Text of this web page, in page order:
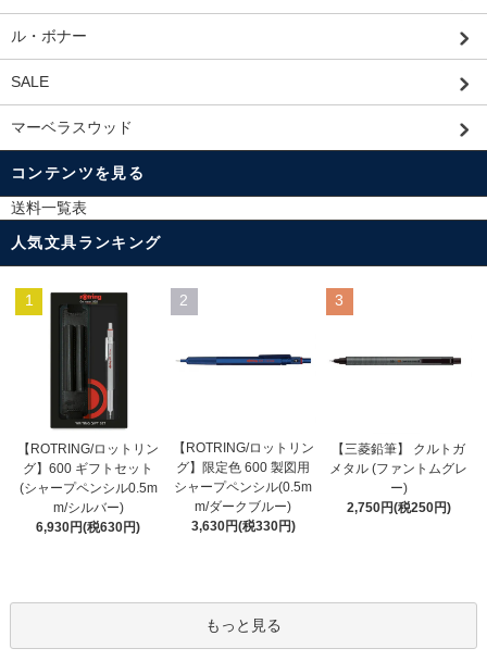
ル・ボナー
SALE
マーベラスウッド
コンテンツを見る
送料一覧表
人気文具ランキング
1
【ROTRING/ロットリン
グ】600 ギフトセット
(シャープペンシル0.5m
m/シルバー)
6,930円(税630円)
2
【ROTRING/ロットリン
グ】限定色 600 製図用
シャープペンシル(0.5m
m/ダークブルー)
3,630円(税330円)
3
【三菱鉛筆】 クルトガ
メタル (ファントムグレ
ー)
2,750円(税250円)
もっと見る